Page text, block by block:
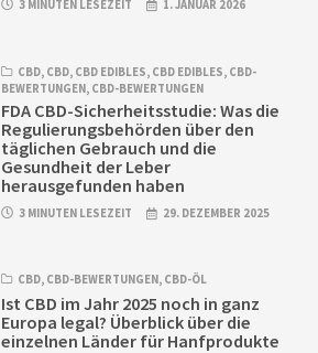
3 MINUTEN LESEZEIT 1. JANUAR 2026
CBD, CBD, CBD EDIBLES, CBD EDIBLES, CBD-
BEWERTUNGEN, CBD-BEWERTUNGEN
FDA CBD-Sicherheitsstudie: Was die
Regulierungsbehörden über den
täglichen Gebrauch und die
Gesundheit der Leber
herausgefunden haben
3 MINUTEN LESEZEIT 29. DEZEMBER 2025
CBD, CBD-BEWERTUNGEN, CBD-ÖL
Ist CBD im Jahr 2025 noch in ganz
Europa legal? Überblick über die
einzelnen Länder für Hanfprodukte